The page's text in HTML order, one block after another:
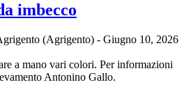
imbecco
(Agrigento) - Giugno 10, 2026
a mano vari colori. Per informazioni
Antonino Gallo.